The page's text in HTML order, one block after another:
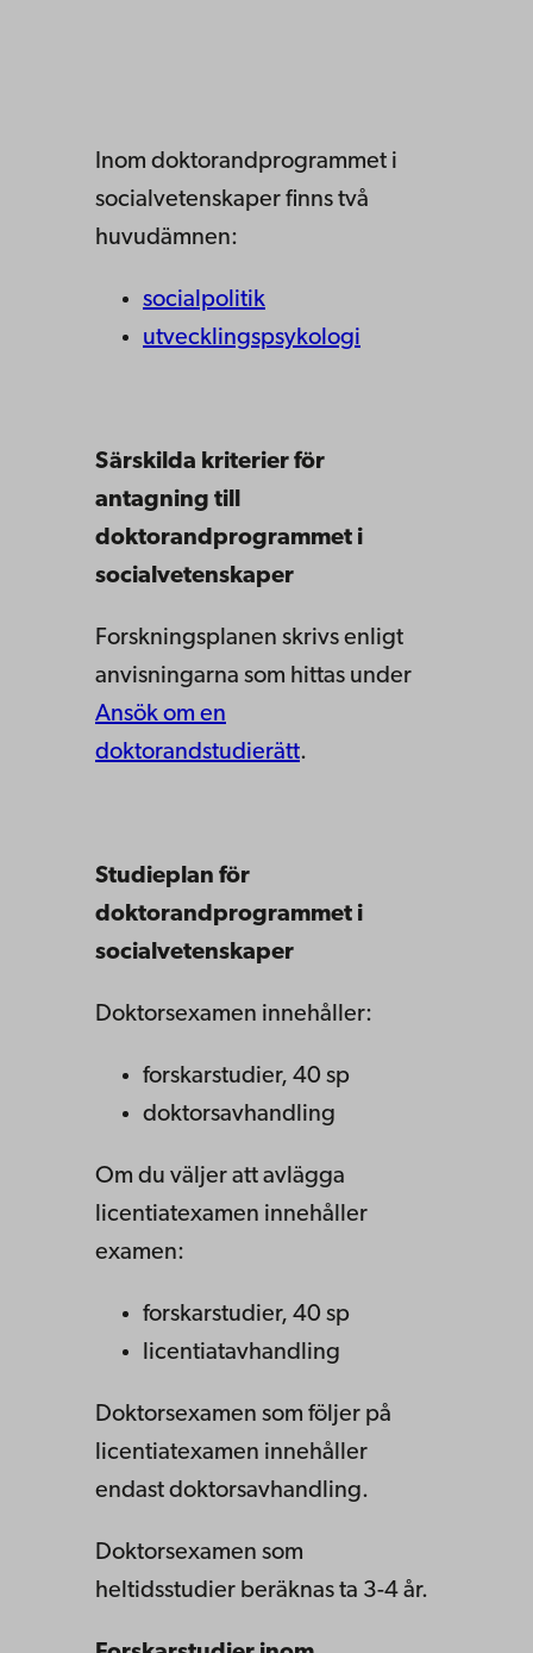
Inom doktorandprogrammet i
socialvetenskaper finns två
huvudämnen:
socialpolitik
utvecklingspsykologi
Särskilda kriterier för
antagning till
doktorandprogrammet i
socialvetenskaper
Forskningsplanen skrivs enligt
anvisningarna som hittas under
Ansök om en
doktorandstudierätt.
Studieplan för
doktorandprogrammet i
socialvetenskaper
Doktorsexamen innehåller:
forskarstudier, 40 sp
doktorsavhandling
Om du väljer att avlägga
licentiatexamen innehåller
examen:
forskarstudier, 40 sp
licentiatavhandling
Doktorsexamen som följer på
licentiatexamen innehåller
endast doktorsavhandling.
Doktorsexamen som
heltidsstudier beräknas ta 3-4 år.